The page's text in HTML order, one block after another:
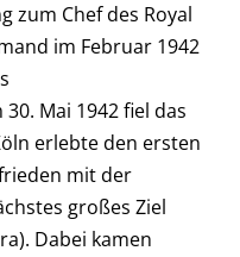
zum Chef des Royal
im Februar 1942
Mai 1942 fiel das
erlebte den ersten
mit der
großes Ziel
Dabei kamen